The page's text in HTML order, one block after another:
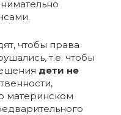
чтобы права
т.е. чтобы
дети не
материнском